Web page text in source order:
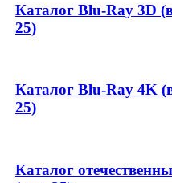
Каталог Blu-Ray 3D
25)
Каталог Blu-Ray 4K
25)
Каталог